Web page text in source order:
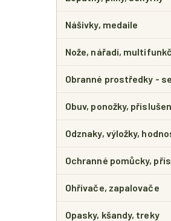
Nášivky, medaile
Nože, nářadí,
Obranné prostředky -
Obuv, ponožky,
Odznaky, výložky,
Ochranné pomůcky,
Ohřívače, zapalovače
Opasky, kšandy, treky